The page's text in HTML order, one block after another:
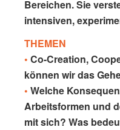
Bereichen. Sie
intensiven,
THEMEN
• Co-Creation,
können wir das
• Welche
Arbeitsformen und
mit sich? Was